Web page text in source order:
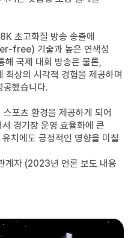
초고화질 방송 송출에
free) 기술과 높은 연색성
국제 대회 방송은 물론,
최상의 시각적 경험을 제공하며
공했습니다.
포츠 환경을 제공하게 되어
경기장 운영 효율화에 큰
치에도 긍정적인 영향을 미칠
계자 (2023년 언론 보도 내용